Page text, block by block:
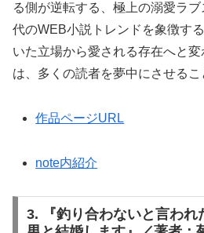
る側が逆転する、極上の溺愛ラ
代のWEB小説トレンドを象徴す
いた立場から愛される存在へと
は、多くの読者を夢中にさせるこ
作品ページURL
note内紹介
3. 『釣り合わないと言われ